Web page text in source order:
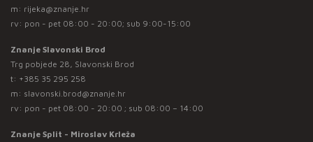
m: rijeka@znanje.hr
rv: pon - pet 08:00 - 20:00; sub 9:00-15:00
Znanje Slavonski Brod
Trg pobjede 28, Slavonski Brod
t: +385 35 295 258
m: slavonski.brod@znanje.hr
rv: pon - pet 08:00 - 20:00 ; sub 08:00 – 14:00
Znanje Split - Miroslav Krleža